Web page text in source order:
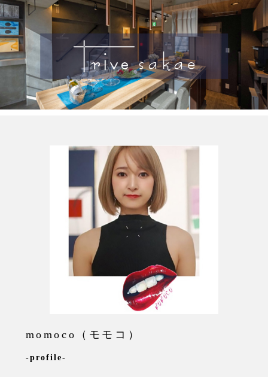
momoco（モモコ）
-profile-